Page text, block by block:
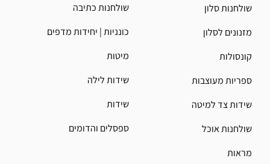
שולחנות סלון
מזנונים לסלון
קונסולות
ספריות מעוצבות
שידות צד למיטה
שולחנות אוכל
מראות
שולחנות כתיבה
כונניות | יחידות מדפים
מיטות
שידות לילה
שידות
ספסלים והדומים